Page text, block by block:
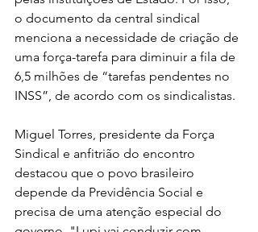
o documento da central sindical
menciona a necessidade de criação de
uma força-tarefa para diminuir a fila de
6,5 milhões de “tarefas pendentes no
INSS”, de acordo com os sindicalistas.
Miguel Torres, presidente da Força
Sindical e anfitrião do encontro
destacou que o povo brasileiro
depende da Previdência Social e
precisa de uma atenção especial do